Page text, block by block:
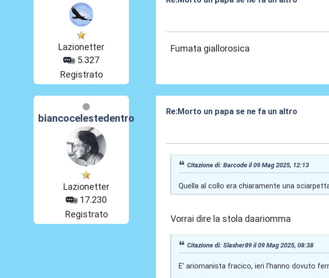
Lazionetter
5.327
Registrato
Fumata giallorosica
biancocelestedentro
Lazionetter
17.230
Registrato
Re:Morto un papa se ne fa un altro
Citazione di: Barcode il 09 Mag 2025, 12:13
Quella al collo era chiaramente una
Vorrai dire la stola daariomma
Citazione di: Slasher89 il 09 Mag 2025, 08:38
E' ariomanista fracico, ieri l'hanno dovuto